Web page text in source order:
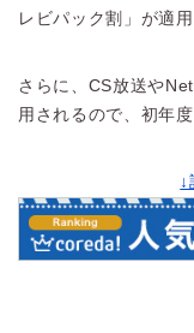
レビパック割」が適用
さらに、CS放送や
用されるので、初年